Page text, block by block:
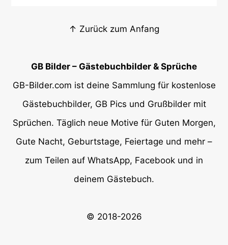
↑ Zurück zum Anfang
GB Bilder – Gästebuchbilder & Sprüche
GB-Bilder.com ist deine Sammlung für kostenlose
Gästebuchbilder, GB Pics und Grußbilder mit
Sprüchen. Täglich neue Motive für Guten Morgen,
Gute Nacht, Geburtstage, Feiertage und mehr –
zum Teilen auf WhatsApp, Facebook und in
deinem Gästebuch.
© 2018-2026